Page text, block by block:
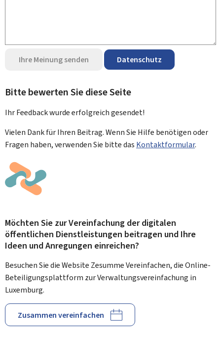
Ihre Meinung senden Datenschutz
Bitte bewerten Sie diese Seite
Ihr Feedback wurdeerfolgreichgesendet!
Vielen Dank für Ihren Beitrag. Wenn Sie Hilfe benötigen oder
Fragen haben, verwenden Sie bitte das Kontaktformular.
Möchten Sie zur Vereinfachung der digitalen
öffentlichen Dienstleistungen beitragen und Ihre
Ideen und Anregungen einreichen?
Besuchen Sie die Website Zesumme Vereinfachen, die Online-
Beteiligungsplattform zur Verwaltungsvereinfachung in
Luxemburg.
Zusammen vereinfachen